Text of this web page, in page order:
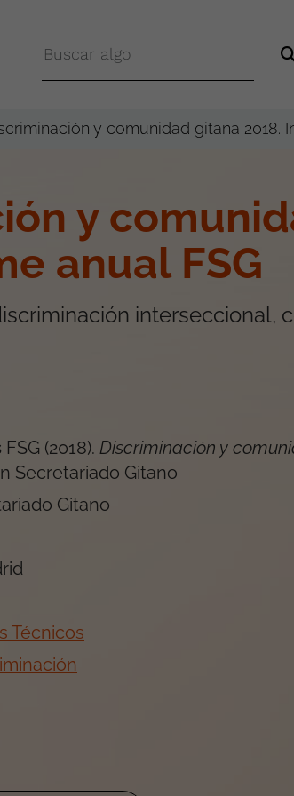
y comunidad gitana 2018.
y
anual FSG
interseccional,
FSG (2018). Discriminación y
Secretariado Gitano
Gitano
Técnicos